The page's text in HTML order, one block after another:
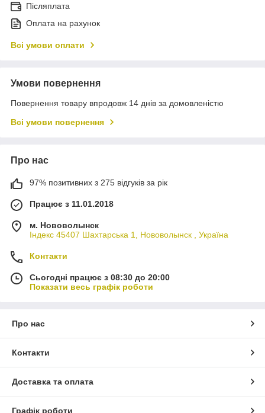
Післяплата
Оплата на рахунок
Всі умови оплати
Умови повернення
Повернення товару впродовж 14 днів за домовленістю
Всі умови повернення
Про нас
97% позитивних з 275 відгуків за рік
Працює з 11.01.2018
м. Нововолынск
Індекс 45407 Шахтарська 1, Нововолынск , Україна
Контакти
Сьогодні працює з 08:30 до 20:00
Показати весь графік роботи
Про нас
Контакти
Доставка та оплата
Графік роботи